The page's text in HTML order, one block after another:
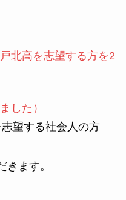
北高を志望する方を2
した）
望する社会人の方
ます。